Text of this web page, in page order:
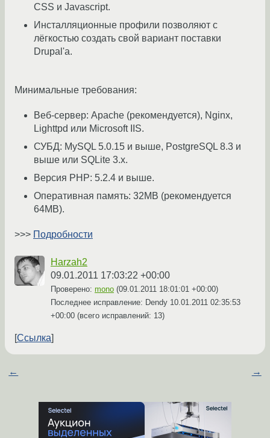
CSS и Javascript.
Инсталляционные профили позволяют с
лёгкостью создать свой вариант поставки
Drupal'а.
Минимальные требования:
Веб-сервер: Apache (рекомендуется), Nginx,
Lighttpd или Microsoft IIS.
СУБД: MySQL 5.0.15 и выше, PostgreSQL 8.3 и
выше или SQLite 3.x.
Версия PHP: 5.2.4 и выше.
Оперативная память: 32MB (рекомендуется
64MB).
>>> Подробности
Harzah2
09.01.2011 17:03:22 +00:00
Проверено: mono (09.01.2011 18:01:01 +00:00)
Последнее исправление: Dendy 10.01.2011 02:35:53
+00:00 (всего исправлений: 13)
Ссылка
← →